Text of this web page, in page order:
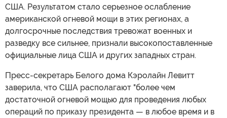
США. Результатом стало серьезное ослабление
американской огневой мощи в этих регионах, а
долгосрочные последствия тревожат военных и
разведку все сильнее, признали высокопоставленные
официальные лица США и других западных стран.
Пресс-секретарь Белого дома Кэролайн Левитт
заверила, что США располагают "более чем
достаточной огневой мощью для проведения любых
операций по приказу президента — в любое время и в